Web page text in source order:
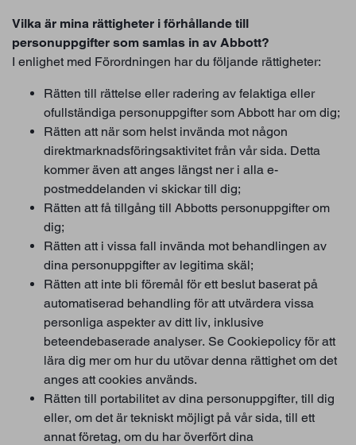
Vilka är mina rättigheter i förhållande till
personuppgifter som samlas in av Abbott?
I enlighet med Förordningen har du följande rättigheter:
Rätten till rättelse eller radering av felaktiga eller
ofullständiga personuppgifter som Abbott har om dig;
Rätten att när som helst invända mot någon
direktmarknadsföringsaktivitet från vår sida. Detta
kommer även att anges längst ner i alla e-
postmeddelanden vi skickar till dig;
Rätten att få tillgång till Abbotts personuppgifter om
dig;
Rätten att i vissa fall invända mot behandlingen av
dina personuppgifter av legitima skäl;
Rätten att inte bli föremål för ett beslut baserat på
automatiserad behandling för att utvärdera vissa
personliga aspekter av ditt liv, inklusive
beteendebaserade analyser. Se Cookiepolicy för att
lära dig mer om hur du utövar denna rättighet om det
anges att cookies används.
Rätten till portabilitet av dina personuppgifter, till dig
eller, om det är tekniskt möjligt på vår sida, till ett
annat företag, om du har överfört dina